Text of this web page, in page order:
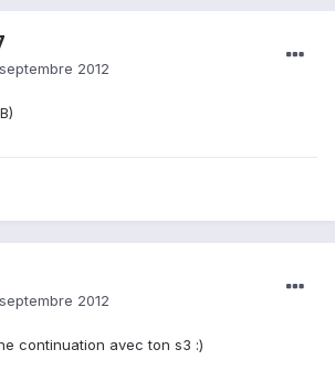
2012
2012
continuation avec ton s3 :)